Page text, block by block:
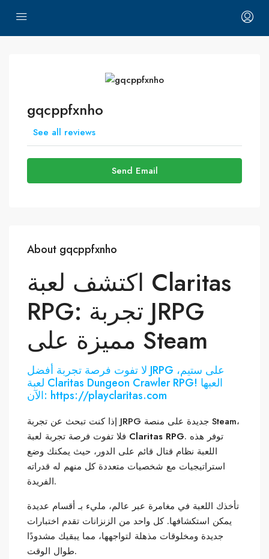
gqcppfxnho
See all reviews
Send Email
About gqcppfxnho
اكتشف لعبة Claritas
RPG: تجربة JRPG
مميزة على Steam
لا تفوت فرصة تجربة أفضل JRPG على ستيم،
لعبة Claritas Dungeon Crawler RPG! العبها
الآن: https://playclaritas.com
إذا كنت تبحث عن تجربة JRPG جديدة على منصة Steam،
Claritas RPG. توفر هذه
اللعبة نظام قتال قائم على الدور، حيث يمكنك وضع
استراتيجيات مع شخصيات متعددة كل منهم له قدراته
الفريدة.
تأخذك اللعبة في مغامرة عبر عالم، مليء بـ أقسام عديدة
يمكن استكشافها. كل واحد من الزنزانات تقدم اختبارات
جديدة ومخلوقات مذهلة لتواجهها، مما يبقيك مشدودًا
طوال الوقت.